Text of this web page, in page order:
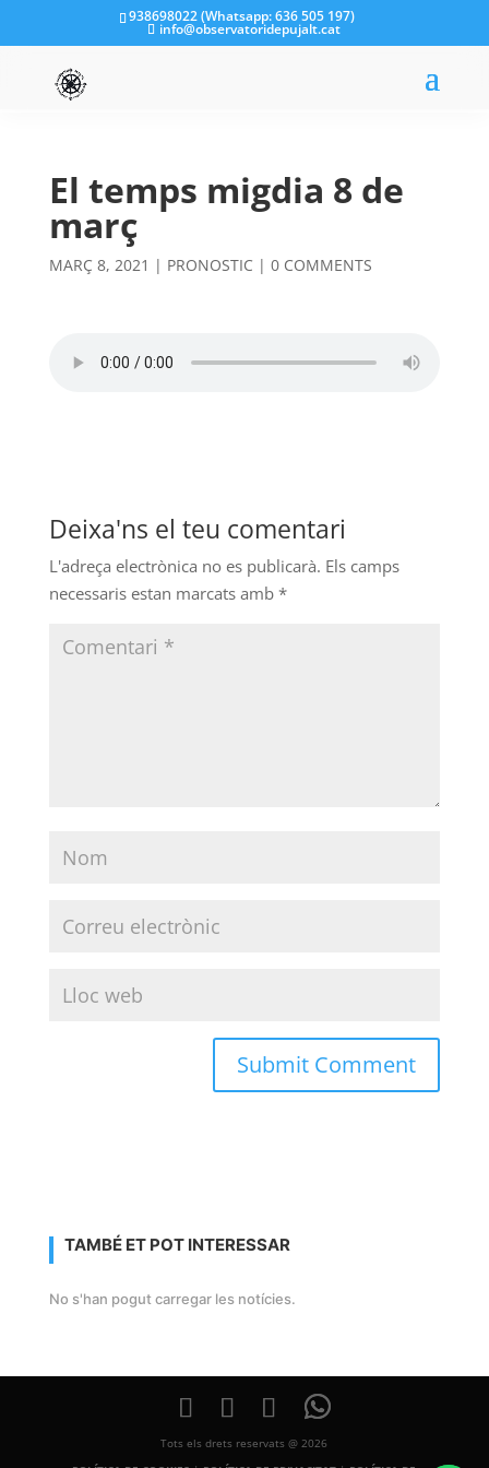
938698022 (Whatsapp: 636 505 197)
info@observatoridepujalt.cat
El temps migdia 8 de
març
MARÇ 8, 2021 | PRONOSTIC | 0 COMMENTS
Deixa'ns el teu comentari
L'adreça electrònica no es publicarà. Els camps
necessaris estan marcats amb *
TAMBÉ ET POT INTERESSAR
No s'han pogut carregar les notícies.
Tots els drets reservats @ 2026